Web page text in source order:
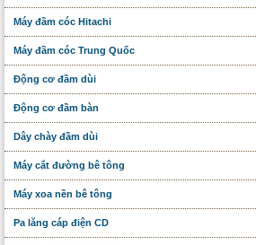
Máy đầm cóc Hitachi
Máy đầm cóc Trung Quốc
Động cơ đầm dùi
Động cơ đầm bàn
Dây chày đầm dùi
Máy cắt đường bê tông
Máy xoa nền bê tông
Pa lăng cáp điện CD